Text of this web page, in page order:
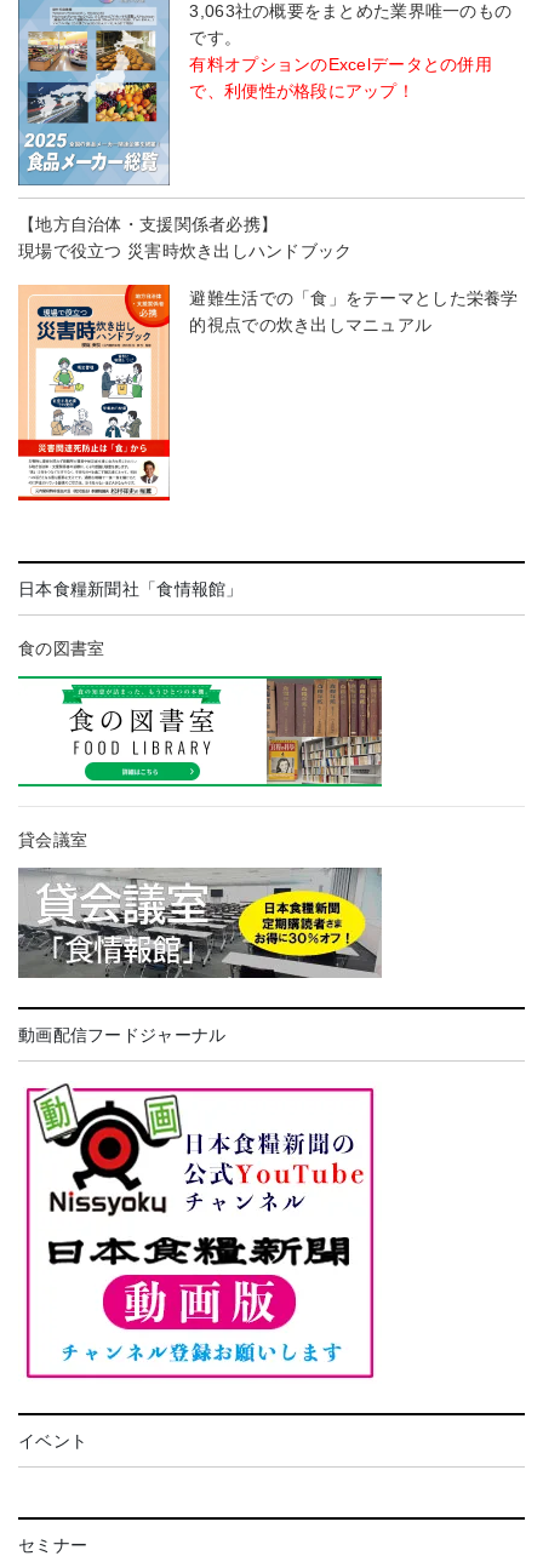
3,063社の概要をまとめた業界唯一のもの
です。
有料オプションのExcelデータとの併用
で、利便性が格段にアップ！
【地方自治体・支援関係者必携】
現場で役立つ 災害時炊き出しハンドブック
避難生活での「食」をテーマとした栄養学
的視点での炊き出しマニュアル
日本食糧新聞社「食情報館」
食の図書室
貸会議室
動画配信フードジャーナル
イベント
セミナー